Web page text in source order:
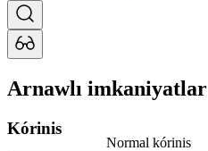
Arnawlı imkaniyatlar
Kórinis
Normal kórinis